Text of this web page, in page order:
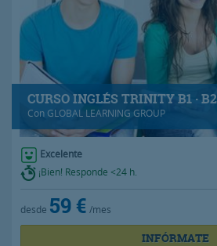
CURSO INGLÉS TRINITY B1 ·
Con GLOBAL LEARNING GROUP
Excelente
¡Bien! Responde <24 h.
desde 59 € /mes
INFÓRMATE